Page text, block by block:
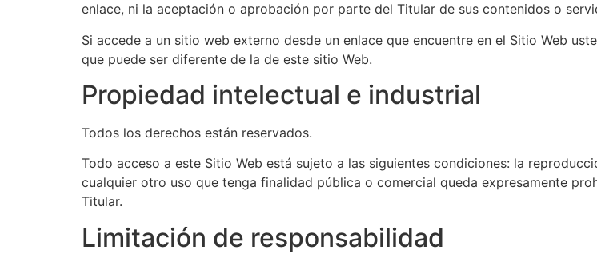
enlace, ni la aceptación o aprobación por parte del Titular de sus contenidos o
Si accede a un sitio web externo desde un enlace que encuentre en el Sitio Web
que puede ser diferente de la de este sitio Web.
Propiedad intelectual e industrial
Todos los derechos están reservados.
Todo acceso a este Sitio Web está sujeto a las siguientes condiciones: la
cualquier otro uso que tenga finalidad pública o comercial queda expresamente
Titular.
Limitación de responsabilidad